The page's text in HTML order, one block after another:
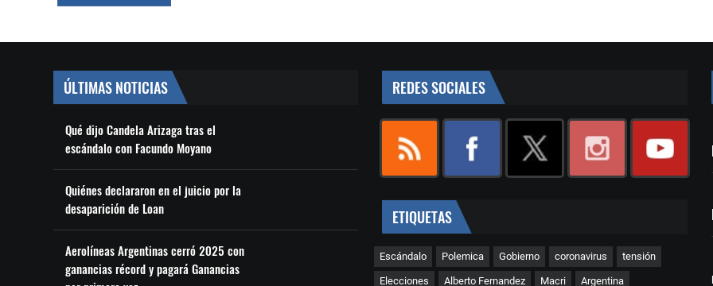
ÚLTIMAS NOTICIAS
Qué dijo Candela Arizaga tras el
escándalo con Facundo Moyano
Quiénes declararon en el juicio por la
desaparición de Loan
Aerolíneas Argentinas cerró 2025 con
ganancias récord y pagará Ganancias
REDES SOCIALES
ETIQUETAS
Escándalo Polemica Gobierno coronavirus tensión
Elecciones Alberto Fernandez Macri Argentina